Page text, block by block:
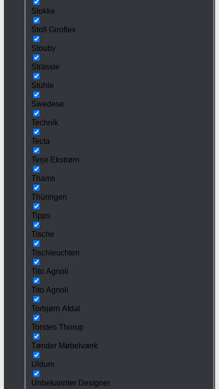
Stokke
Stoll Giroflex
Stouby
Strässle
Stühle
Swedese
Technik
Tecta
Terje Ekstrøm
Thams
Thüringen
Tipps
Tische
Tischleuchten
Tito Agnoli
Tito Agnoli
Torbjørn Afdal
Torsten Thorup
Tønder Møbelværk
Uldum
Unbekannter Designer